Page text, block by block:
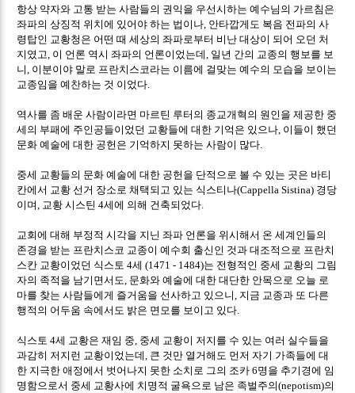
항상 약자와 고통 받는 사람들의 권익을 우선시하는 예수님의 가르침은
좌파의 상징적 위치에 있어야 하는 법이나 안타깝게도 복음 전파의 사
령탑인 교황청은 어떤 때 세상의 좌파로부터 비난 대상이 되어 오던 처
지였고 이 언론 역시 좌파의 언론이었는데 일년 간의 교종의 행보를 보
니 이분이야 말로 프란치스코라는 이름에 걸맞는 예수의 모습을 보이는
교종임을 예찬하는 것 이었다
역사를 좀 배운 사람이라면 마르틴 루터의 종교개혁의 원인을 제공한 중
세의 부패에 주인공들이었던 교황들에 대한 기억은 있으나 이들이 했던
문화 예술에 대한 공헌은 기억하지 못하는 사람이 많다
중세 교황들의 문화 예술에 대한 공헌을 단적으로 볼 수 있는 곳은 바티
칸에서 교황 선거 장소로 채택되고 있는 식스티나(Cappella Sistina) 경당
이며 교황 시스틴4세에 의해 건축되었다
교회에 대해 부정적 시각을 지닌 좌파 언론을 위시해서 온 세계인들의
존경을 받는 프란치스코 교종이 예수회 출신인 것과 대조적으로 프란치
스칸 교황이었던 식스토4세(1471 - 1484)는 전형적인 중세 교황의 그림
자의 족적을 남기면서도 문화와 예술에 대한 대단한 안목으로 오늘 로
마를 찾는 사람들에게 즐거움을 선사하고 있으니 지금 교종과 또 다른
행적의 어두움 속에서도 밝은 면모를 보이고 있다
식스토4세 교황은 재임 중 중세 교황이 저지를 수 있는 여러 실수들을
과감히 저지런 교황이었는데 큰 것만 열거해도 먼저 자기 가족들에 대
한 지극한 애정에서 벗어나지 못한 소치로 그의 조카6명을 추기경에 임
명함으로서 중세 교황사에 치명적 굴욕으로 남은 족벌주의(nepotism)의